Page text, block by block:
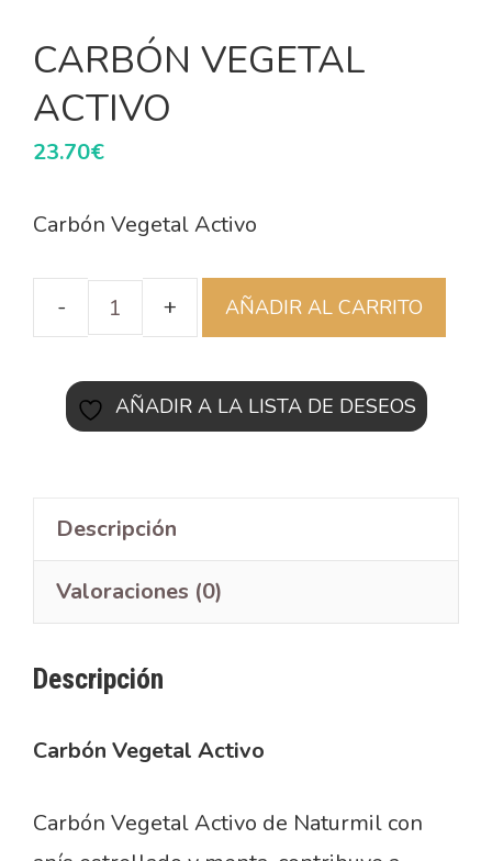
CARBÓN VEGETAL
ACTIVO
23.70€
Carbón Vegetal Activo
AÑADIR AL CARRITO
AÑADIR A LA LISTA DE DESEOS
Descripción
Valoraciones (0)
Descripción
Carbón Vegetal Activo
Carbón Vegetal Activo de Naturmil con